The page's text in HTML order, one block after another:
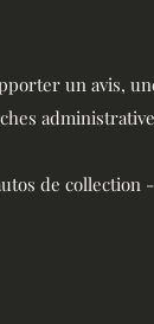
un avis,
de